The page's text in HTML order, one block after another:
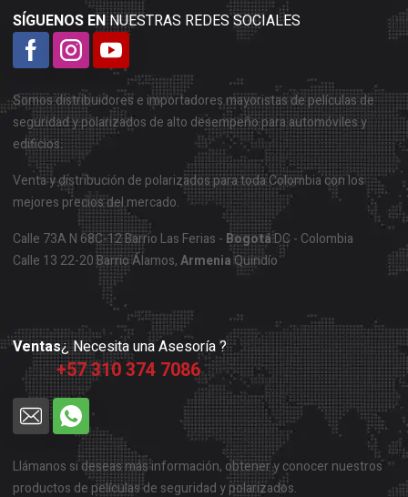
SÍGUENOS EN NUESTRAS REDES SOCIALES
Somos distribuidores e importadores mayoristas de películas de
seguridad y polarizados de alto desempeño para automóviles y
edificios.
Venta y distribución de polarizados para toda Colombia con los
mejores precios del mercado.
Calle 73A N 68C-12 Barrio Las Ferias - BogotáDC - Colombia
Calle 13 22-20 Barrio Álamos,ArmeniaQuindío
Mapa Ubicación Bogotá
Ventas¿ Necesita una Asesoría ?
+57 310 374 7086
Llámanos si deseas más información, obtener y conocer nuestros
productos de películas de seguridad y polarizados.